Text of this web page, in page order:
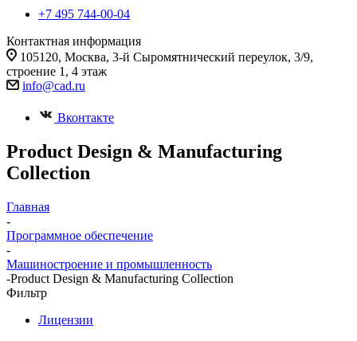
+7 495 744-00-04
Контактная информация
105120, Москва, 3-й Сыромятнический переулок, 3/9,
строение 1, 4 этаж
info@cad.ru
Вконтакте
Product Design & Manufacturing
Collection
Главная
-
Программное обеспечение
-
Машиностроение и промышленность
-Product Design & Manufacturing Collection
Фильтр
Лицензии